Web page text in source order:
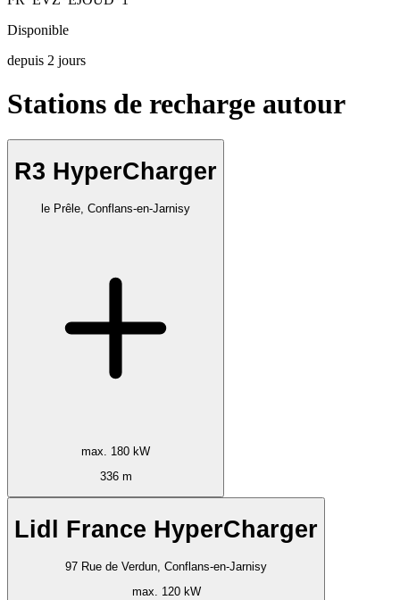
Disponible
depuis 2 jours
Stations de recharge autour
R3 HyperCharger
le Prêle, Conflans-en-Jarnisy
max. 180 kW
336 m
Lidl France HyperCharger
97 Rue de Verdun, Conflans-en-Jarnisy
max. 120 kW